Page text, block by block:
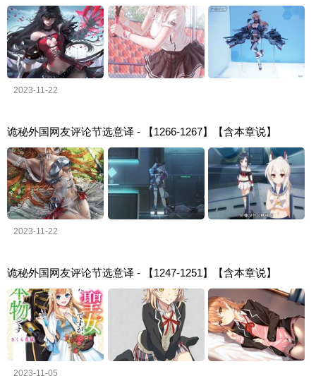
2023-11-22
诡秘外国网友评论节选意译 - 【1266-1267】【含本章说】
2023-11-22
诡秘外国网友评论节选意译 - 【1247-1251】【含本章说】
2023-11-05